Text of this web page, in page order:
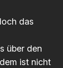
das
über den
ist nicht